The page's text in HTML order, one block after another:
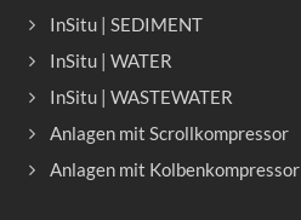
InSitu | SEDIMENT
InSitu | WATER
InSitu | WASTEWATER
Anlagen mit Scrollkompressor
Anlagen mit Kolbenkompressor